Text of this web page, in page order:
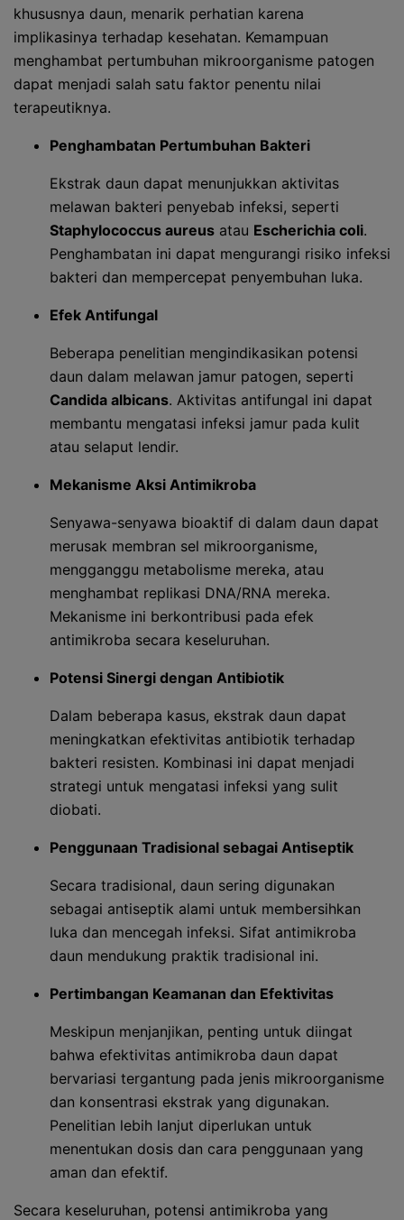
khususnya daun, menarik perhatian karena
implikasinya terhadap kesehatan. Kemampuan
menghambat pertumbuhan mikroorganisme patogen
dapat menjadi salah satu faktor penentu nilai
terapeutiknya.
Penghambatan Pertumbuhan Bakteri
Ekstrak daun dapat menunjukkan aktivitas
melawan bakteri penyebab infeksi, seperti
Staphylococcus aureus atau Escherichia coli.
Penghambatan ini dapat mengurangi risiko infeksi
bakteri dan mempercepat penyembuhan luka.
Efek Antifungal
Beberapa penelitian mengindikasikan potensi
daun dalam melawan jamur patogen, seperti
Candida albicans. Aktivitas antifungal ini dapat
membantu mengatasi infeksi jamur pada kulit
atau selaput lendir.
Mekanisme Aksi Antimikroba
Senyawa-senyawa bioaktif di dalam daun dapat
merusak membran sel mikroorganisme,
mengganggu metabolisme mereka, atau
menghambat replikasi DNA/RNA mereka.
Mekanisme ini berkontribusi pada efek
antimikroba secara keseluruhan.
Potensi Sinergi dengan Antibiotik
Dalam beberapa kasus, ekstrak daun dapat
meningkatkan efektivitas antibiotik terhadap
bakteri resisten. Kombinasi ini dapat menjadi
strategi untuk mengatasi infeksi yang sulit
diobati.
Penggunaan Tradisional sebagai Antiseptik
Secara tradisional, daun sering digunakan
sebagai antiseptik alami untuk membersihkan
luka dan mencegah infeksi. Sifat antimikroba
daun mendukung praktik tradisional ini.
Pertimbangan Keamanan dan Efektivitas
Meskipun menjanjikan, penting untuk diingat
bahwa efektivitas antimikroba daun dapat
bervariasi tergantung pada jenis mikroorganisme
dan konsentrasi ekstrak yang digunakan.
Penelitian lebih lanjut diperlukan untuk
menentukan dosis dan cara penggunaan yang
aman dan efektif.
Secara keseluruhan, potensi antimikroba yang